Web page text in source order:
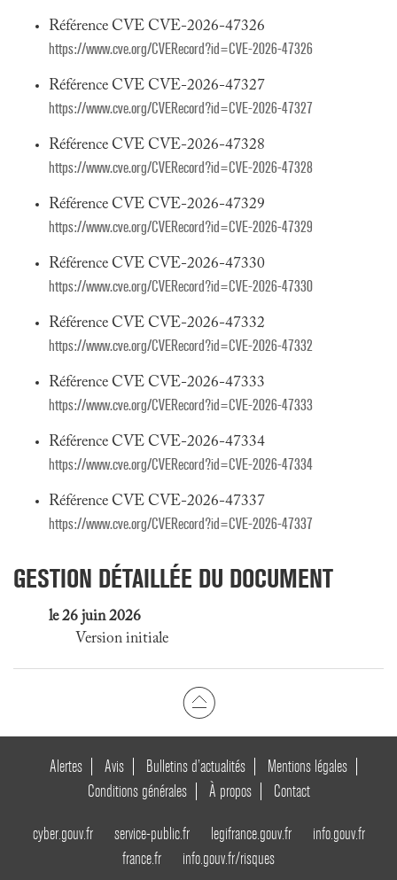
Référence CVE CVE-2026-47326
https://www.cve.org/CVERecord?id=CVE-2026-47326
Référence CVE CVE-2026-47327
https://www.cve.org/CVERecord?id=CVE-2026-47327
Référence CVE CVE-2026-47328
https://www.cve.org/CVERecord?id=CVE-2026-47328
Référence CVE CVE-2026-47329
https://www.cve.org/CVERecord?id=CVE-2026-47329
Référence CVE CVE-2026-47330
https://www.cve.org/CVERecord?id=CVE-2026-47330
Référence CVE CVE-2026-47332
https://www.cve.org/CVERecord?id=CVE-2026-47332
Référence CVE CVE-2026-47333
https://www.cve.org/CVERecord?id=CVE-2026-47333
Référence CVE CVE-2026-47334
https://www.cve.org/CVERecord?id=CVE-2026-47334
Référence CVE CVE-2026-47337
https://www.cve.org/CVERecord?id=CVE-2026-47337
GESTION DÉTAILLÉE DU DOCUMENT
le 26 juin 2026
Version initiale
Alertes Avis Bulletins d’actualités
Mentions légales
Conditions générales
À propos Contact
cyber.gouv.fr service-public.fr legifrance.gouv.fr
info.gouv.fr
france.fr
info.gouv.fr/risques